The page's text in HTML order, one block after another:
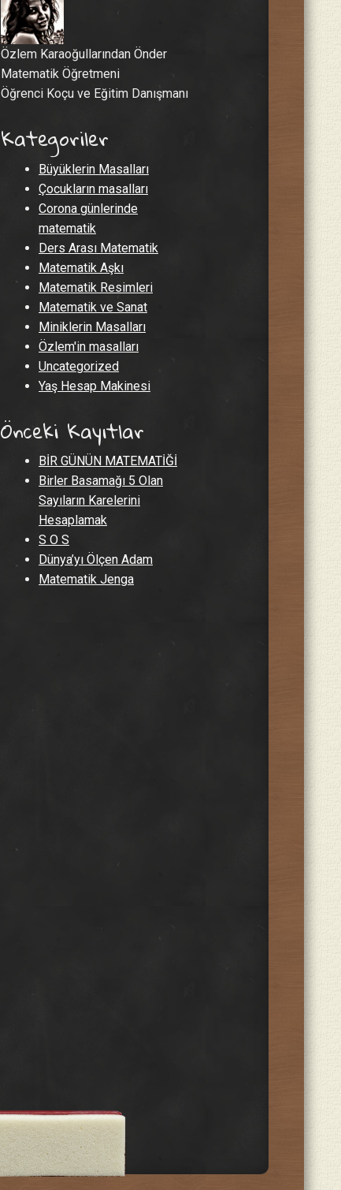
Özlem Karaoğullarından Önder
Matematik Öğretmeni
Öğrenci Koçu ve Eğitim Danışmanı
Kategoriler
Büyüklerin Masalları
Çocukların masalları
Corona günlerinde
matematik
Ders Arası Matematik
Matematik Aşkı
Matematik Resimleri
Matematik ve Sanat
Miniklerin Masalları
Özlem'in masalları
Uncategorized
Yaş Hesap Makinesi
Önceki Kayıtlar
BİR GÜNÜN MATEMATİĞİ
Birler Basamağı 5 Olan
Sayıların Karelerini
Hesaplamak
S O S
Dünya’yı Ölçen Adam
Matematik Jenga